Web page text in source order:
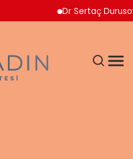
Dr Sertaç Durusoy